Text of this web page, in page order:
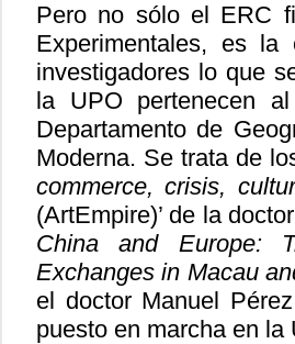
Pero no sólo el ERC
Experimentales, es
investigadores lo que
la UPO pertenecen
Departamento de
Moderna. Se trata de
commerce, crisis,
(ArtEmpire)’ de la
China and Europe:
Exchanges in Macau
el doctor Manuel
puesto en marcha en